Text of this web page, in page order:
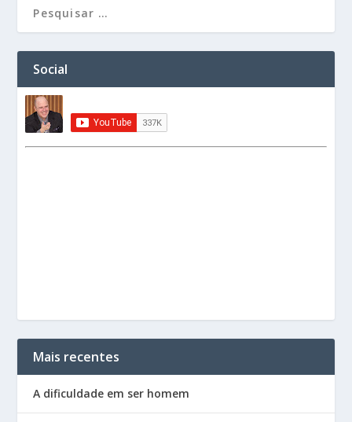
Social
Mais recentes
A dificuldade em ser homem